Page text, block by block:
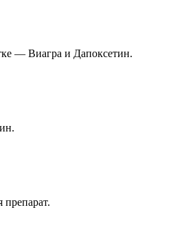
— Виагра и Дапоксетин.